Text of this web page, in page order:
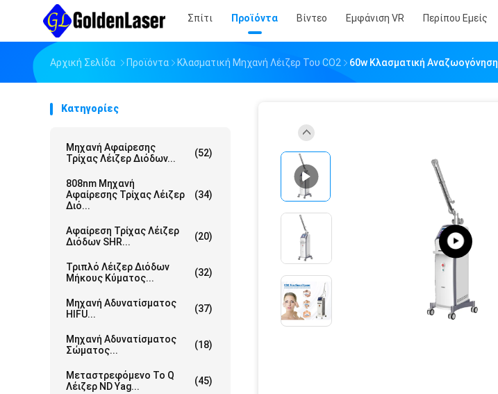
Σπίτι Προϊόντα Βίντεο Εμφάνιση VR Περίπου Εμείς
Αρχική Σελίδα Προϊόντα Κλασματική Μηχανή Λέιζερ Του CO2 60w Κλασματική
Κατηγορίες
Μηχανή Αφαίρεσης
Τρίχας Λέιζερ Διόδων...
(52)
808nm Μηχανή
Αφαίρεσης Τρίχας Λέιζερ
Διό...
(34)
Αφαίρεση Τρίχας Λέιζερ
Διόδων SHR...
(20)
Τριπλό Λέιζερ Διόδων
Μήκους Κύματος...
(32)
Μηχανή Αδυνατίσματος
HIFU...
(37)
Μηχανή Αδυνατίσματος
Σώματος...
(18)
Μεταστρεφόμενο Το Q
Λέιζερ ND Yag...
(45)